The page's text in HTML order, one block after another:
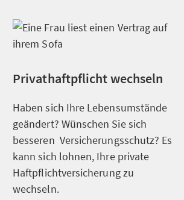
Privathaftpflicht wechseln
Haben sich Ihre Lebensumstände
geändert? Wünschen Sie sich
besseren Versicherungsschutz? Es
kann sich lohnen, Ihre private
Haftpflichtversicherung zu
wechseln.